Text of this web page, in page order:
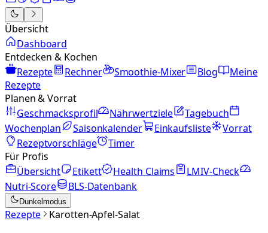
Übersicht
Dashboard
Entdecken & Kochen
Rezepte
Rechner Smoothie-Mixer Blog
Meine
Rezepte
Planen & Vorrat
Geschmacksprofil
Nährwertziele
Tagebuch
Wochenplan
Saisonkalender Einkaufsliste
Vorrat
Rezeptvorschläge
Timer
Für Profis
Übersicht
Etikett Health Claims
LMIV-Check
Nutri-Score
BLS-Datenbank
Dunkelmodus
Rezepte Karotten-Apfel-Salat